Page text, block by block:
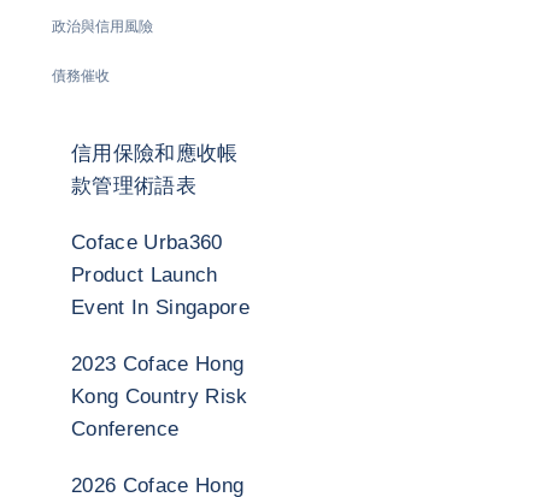
政治與信用風險
債務催收
信用保險和應收帳
款管理術語表
Coface Urba360
Product Launch
Event In Singapore
2023 Coface Hong
Kong Country Risk
Conference
2026 Coface Hong